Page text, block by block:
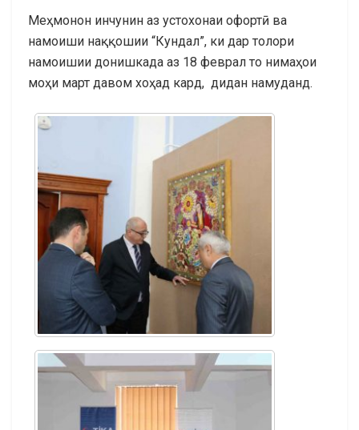
Меҳмонон инчунин аз устохонаи офортӣ ва
намоиши наққошии “Кундал”, ки дар толори
намоишии донишкада аз 18 феврал то нимаҳои
моҳи март давом хоҳад кард, дидан намуданд.